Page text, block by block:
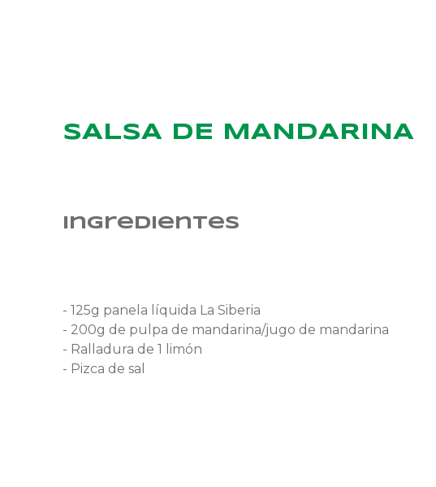
SALSA DE MANDARINA
Ingredientes
- 125g panela líquida La Siberia
- 200g de pulpa de mandarina/jugo de mandarina
- Ralladura de 1 limón
- Pizca de sal